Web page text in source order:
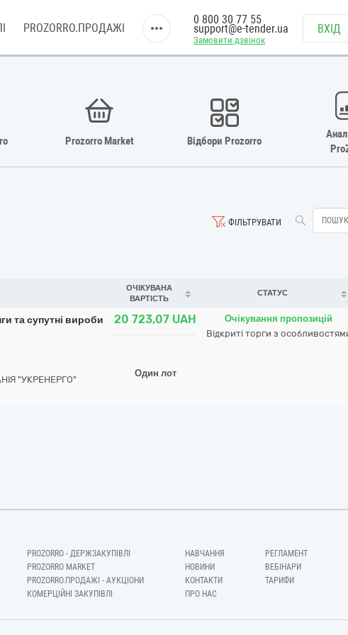
PROZORRO.ПРОДАЖІ
Замовити дзвінок
0 800 30 77 55
support@e-tender.ua ВХІД
Prozorro Market Відбори Prozorro
ФІЛЬТРУВАТИ
ОЧІКУВАНА
ВАРТІСТЬ
СТАТУС
та супутні вироби
"УКРЕНЕРГО"
20 723,07 UAH
Один лот
Очікування пропозицій
Відкриті торги з
PROZORRO - ДЕРЖЗАКУПІВЛІ
PROZORRO MARKET
PROZORRO.ПРОДАЖІ - АУКЦІОНИ
КОМЕРЦІЙНІ ЗАКУПІВЛІ
НАВЧАННЯ
НОВИНИ
КОНТАКТИ
ПРО НАС
РЕГЛАМЕНТ
ВЕБІНАРИ
ТАРИФИ